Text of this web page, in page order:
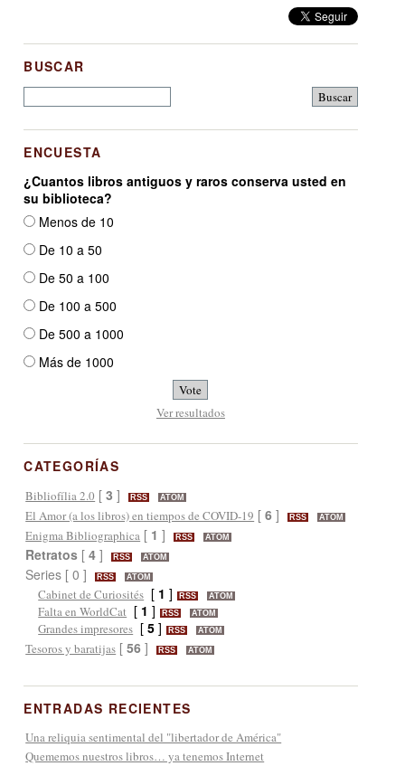
BUSCAR
ENCUESTA
¿Cuantos libros antiguos y raros conserva usted en
su biblioteca?
Menos de 10
De 10 a 50
De 50 a 100
De 100 a 500
De 500 a 1000
Más de 1000
Ver resultados
CATEGORÍAS
Bibliofília 2.0 [3 ] RSS ATOM
El Amor (a los libros) en tiempos de COVID-19 [6 ] RSS ATOM
Enigma Bibliographica [ 1 ] RSS ATOM
Retratos [4 ] RSS ATOM
Series [ 0 ] RSS ATOM
Cabinet de Curiosités [ 1 ] RSS ATOM
Falta en WorldCat [ 1 ] RSS ATOM
Grandes impresores [5 ] RSS ATOM
Tesoros y baratijas [56 ] RSS ATOM
ENTRADAS RECIENTES
Una reliquia sentimental del "libertador de América"
Quememos nuestros libros… ya tenemos Internet